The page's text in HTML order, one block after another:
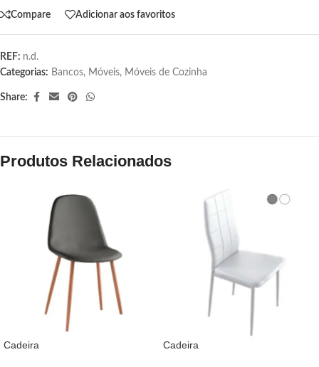
Compare Adicionar aos favoritos
REF: n.d.
Categorias: Bancos, Móveis, Móveis de Cozinha
Share:
Produtos Relacionados
Cadeira Cadeira